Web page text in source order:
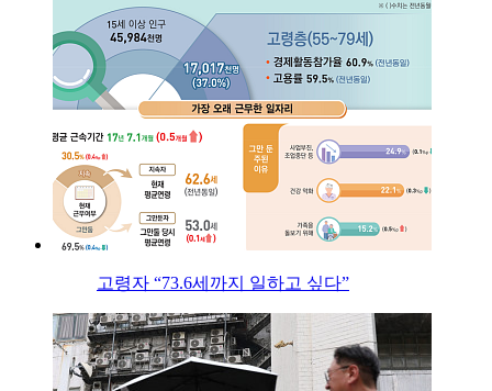
고령자 “73.6세까지 일하고 싶다”